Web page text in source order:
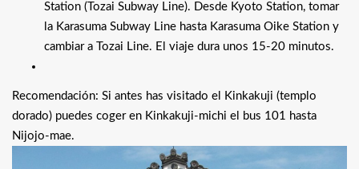
Station (Tozai Subway Line). Desde Kyoto Station, tomar
la Karasuma Subway Line hasta Karasuma Oike Station y
cambiar a Tozai Line. El viaje dura unos 15-20 minutos.
Recomendación: Si antes has visitado el Kinkakuji (templo
dorado) puedes coger en Kinkakuji-michi el bus 101 hasta
Nijojo-mae.